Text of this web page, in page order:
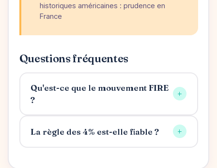
historiques américaines : prudence en
France
Questions fréquentes
Qu'est-ce que le mouvement FIRE
?
+
La règle des 4% est-elle fiable ? +